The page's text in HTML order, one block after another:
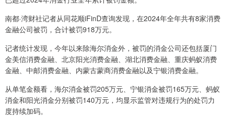
南都·湾财社记者从同花顺iFinD查询发现，在2024年全年共有8家消费
金融公司被罚，合计被罚918万元。
记者统计发现，今年以来除海尔消金外，被罚的消金公司还包括厦门
金美信消费金融、北京阳光消费金融、湖北消费金融、重庆蚂蚁消费
金融、中邮消费金融、内蒙古蒙商消费金融以及宁银消费金融。
从单笔金额看，海尔消金被罚205万元、宁银消金被罚165万元、蚂蚁
消金和阳光消金分别被罚140万元，均显示监管对违规行为的处罚力
度持续加码。